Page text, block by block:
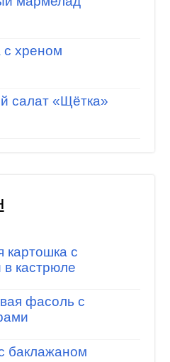
с хреном
салат «Щётка»
картошка с
в кастрюле
фасоль с
баклажаном